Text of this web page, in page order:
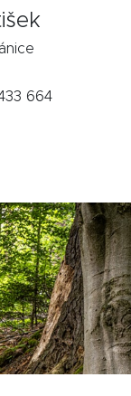
664